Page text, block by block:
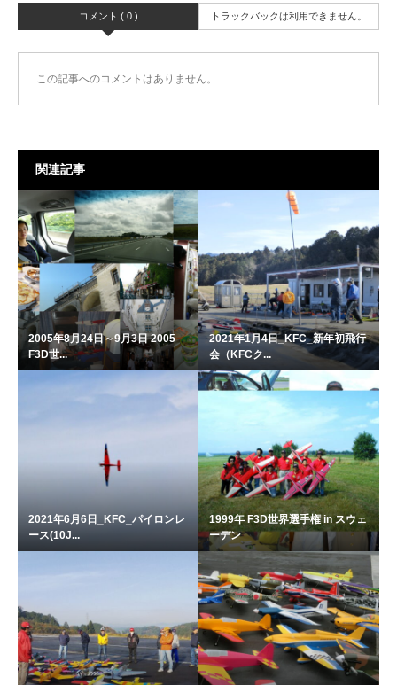
コメント ( 0 ) トラックバックは利用できません。
この記事へのコメントはありません。
関連記事
2005年8月24日～9月3日 2005
F3D世...
2021年1月4日_KFC_新年初飛行
会（KFCク...
2021年6月6日_KFC_パイロンレ
ース(10J...
1999年 F3D世界選手権 in スウェ
ーデン